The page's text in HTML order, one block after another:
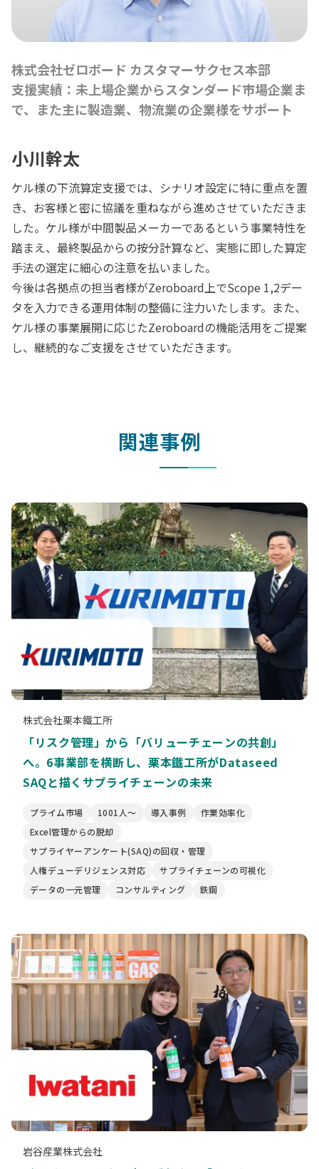
株式会社ゼロボード カスタマーサクセス本部
支援実績：未上場企業からスタンダード市場企業ま
で、また主に製造業、物流業の企業様をサポート
小川幹太
ケル様の下流算定支援では、シナリオ設定に特に重点を置
き、お客様と密に協議を重ねながら進めさせていただきま
した。ケル様が中間製品メーカーであるという事業特性を
踏まえ、最終製品からの按分計算など、実態に即した算定
手法の選定に細心の注意を払いました。
今後は各拠点の担当者様がZeroboard上でScope 1,2デー
タを入力できる運用体制の整備に注力いたします。また、
ケル様の事業展開に応じたZeroboardの機能活用をご提案
し、継続的なご支援をさせていただきます。
関連事例
株式会社栗本鐵工所
「リスク管理」から「バリューチェーンの共創」
へ。6事業部を横断し、栗本鐵工所がDataseed
SAQと描くサプライチェーンの未来
プライム市場 1001人〜 導入事例
作業効率化
Excel管理からの脱却
サプライヤーアンケート(SAQ)の回収・管理
人権デューデリジェンス対応
サプライチェーンの可視化
データの一元管理
コンサルティング 鉄鋼
岩谷産業株式会社